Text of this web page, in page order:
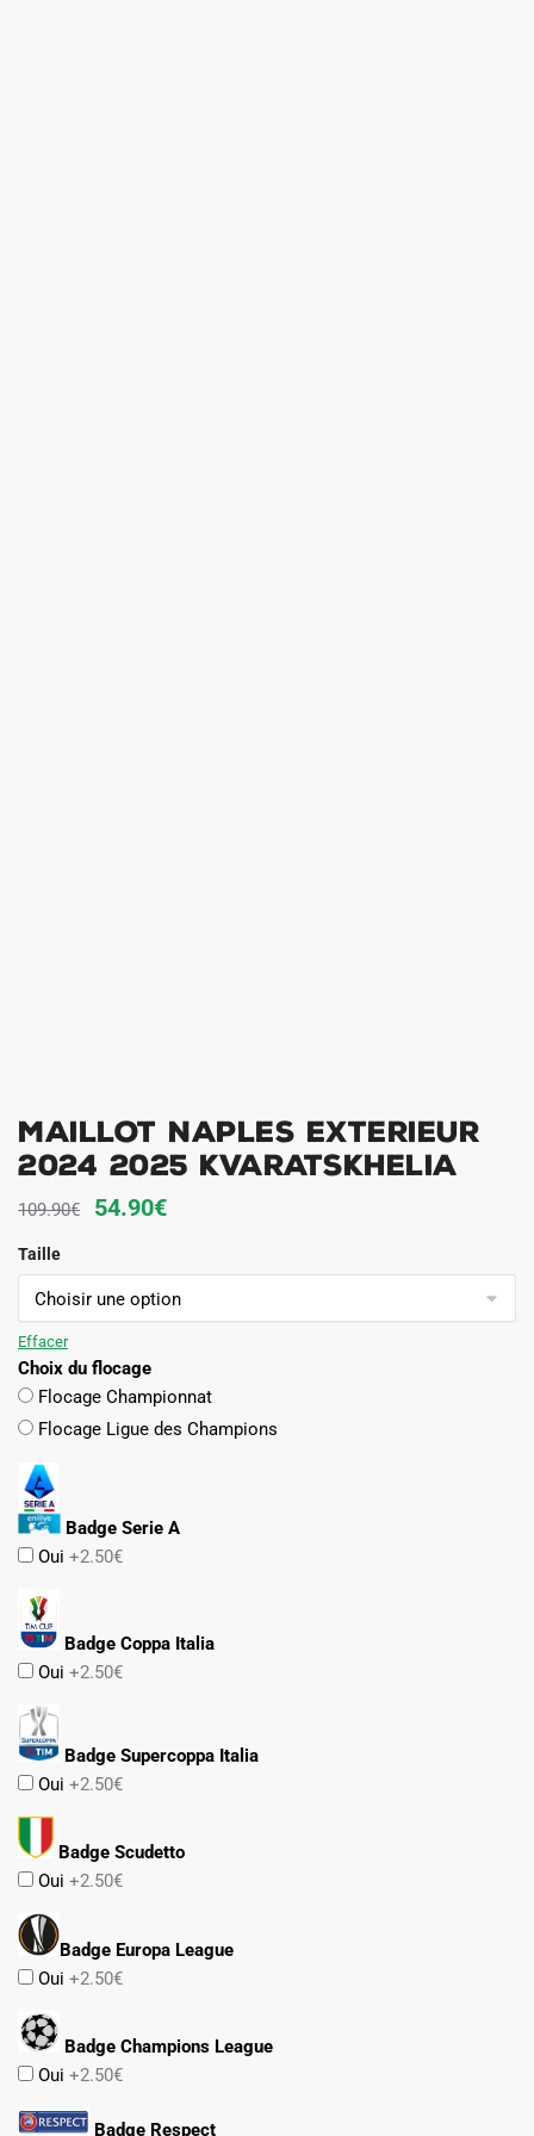
Maillot Naples Exterieur
2024 2025 Kvaratskhelia
109.90€
Le
initial
était :
54.90€Le
actuel
est :
Taille
Effacer
Choix du flocage
Flocage Championnat
Flocage Ligue des Champions
Badge Serie A
Oui +2.50€
Badge Coppa Italia
Oui +2.50€
Badge Supercoppa Italia
Oui +2.50€
Badge Scudetto
Oui +2.50€
Badge Europa League
Oui +2.50€
Badge Champions League
Oui +2.50€
Badge Respect